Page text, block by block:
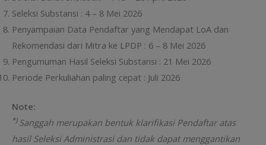
Seleksi Substansi : 4 – 8 Mei 2026
Penyampaian Data Pendaftar yang Mendapat LoA dan
Rekomendasi dari Mitra ke LPDP : 6 – 8 Mei 2026
Pengumuman Hasil Seleksi Substansi : 21 Mei 2026
Periode Perkuliahan paling cepat : Juli 2026
Note:
*) Sanggah merupakan bentuk klarifikasi Pendaftar atas
hasil Seleksi Administrasi dan tidak dapat menggantikan